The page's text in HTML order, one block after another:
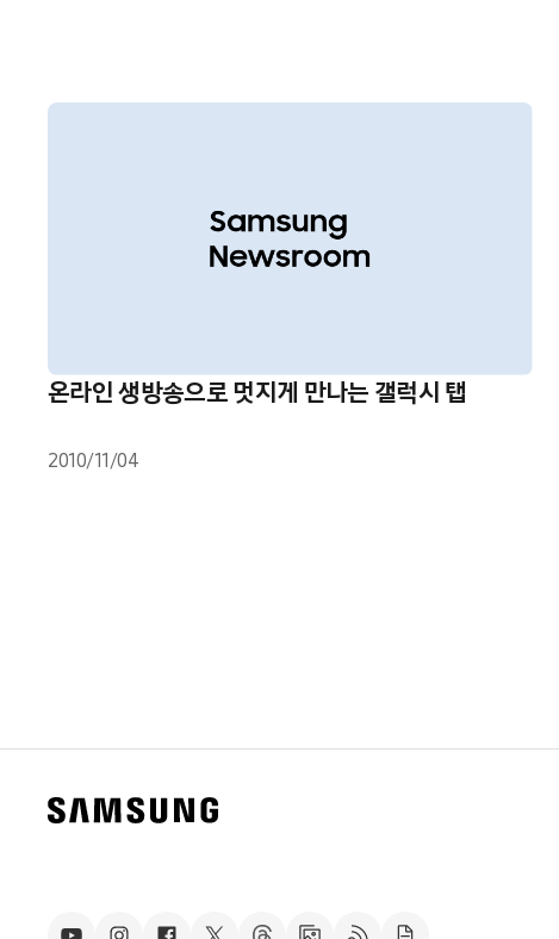
온라인 생방송으로 멋지게 만나는 갤럭시 탭
2010/11/04